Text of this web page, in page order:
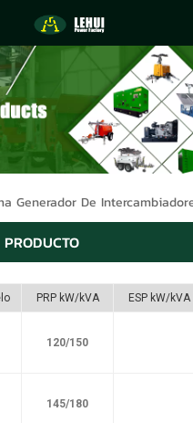
info@lehuipowerfactory.com
Generador De
PRP kW/kVA ESP kW/kVA
120/150
145/180